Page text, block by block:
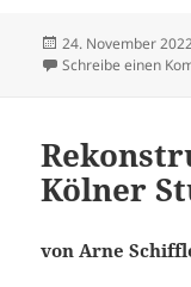
Veröffentlicht
am
24. November
Schreibe einen
Kölner
von Arne